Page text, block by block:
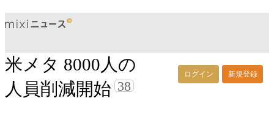
ログイン 新規登録
米メタ 8000人の
人員削減開始 38